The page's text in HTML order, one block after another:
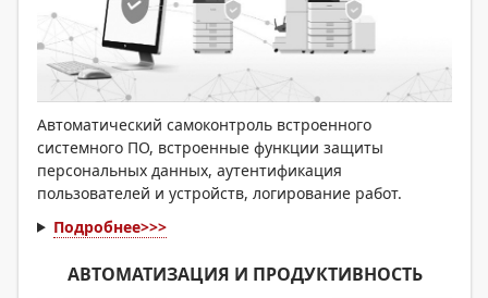
Автоматический самоконтроль встроенного
системного ПО, встроенные функции защиты
персональных данных, аутентификация
пользователей и устройств, логирование работ.
Подробнее>>>
АВТОМАТИЗАЦИЯ И ПРОДУКТИВНОСТЬ